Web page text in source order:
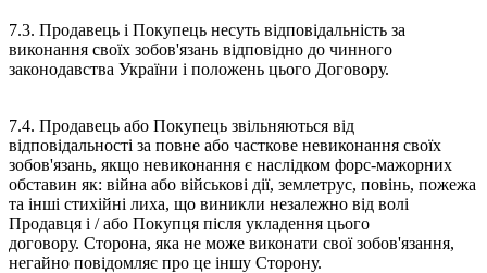
7.3. Продавець і Покупець несуть відповідальність за
виконання своїх зобов'язань відповідно до чинного
законодавства України і положень цього Договору.
7.4. Продавець або Покупець звільняються від
відповідальності за повне або часткове невиконання своїх
зобов'язань, якщо невиконання є наслідком форс-мажорних
обставин як: війна або військові дії, землетрус, повінь, пожежа
та інші стихійні лиха, що виникли незалежно від волі
Продавця і / або Покупця після укладення цього
договору. Сторона, яка не може виконати свої зобов'язання,
негайно повідомляє про це іншу Сторону.